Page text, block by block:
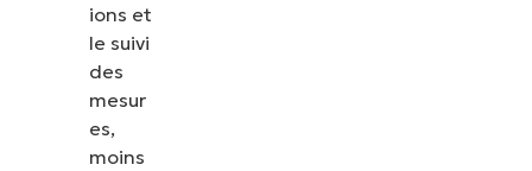
ions et
le suivi
des
mesur
es,
moins